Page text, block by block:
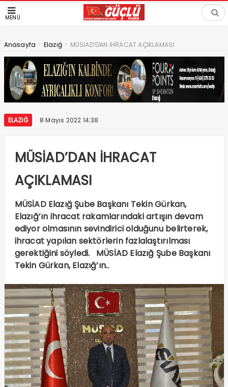
MENÜ
Anasayfa > Elazığ > MÜSİAD’DAN İHRACAT AÇIKLAMASI
ELAZIĞ 8 Mayıs 2022 14:38
MÜSİAD’DAN İHRACAT
AÇIKLAMASI
MÜSİAD Elazığ Şube Başkanı Tekin Gürkan,
Elazığ’ın ihracat rakamlarındaki artışın devam
ediyor olmasının sevindirici olduğunu belirterek,
ihracat yapılan sektörlerin fazlalaştırılması
gerektiğini söyledi. MÜSİAD Elazığ Şube Başkanı
Tekin Gürkan, Elazığ’ın..